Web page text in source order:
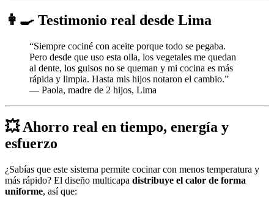
👩‍🍳 Testimonio real desde Lima
“Siempre cociné con aceite porque todo se pegaba.
Pero desde que uso esta olla, los vegetales me quedan
al dente, los guisos no se queman y mi cocina es más
rápida y limpia. Hasta mis hijos notaron el cambio.”
— Paola, madre de 2 hijos, Lima
💥 Ahorro real en tiempo, energía y
esfuerzo
¿Sabías que este sistema permite cocinar con menos temperatura y
más rápido? El diseño multicapa distribuye el calor de forma
uniforme, así que: